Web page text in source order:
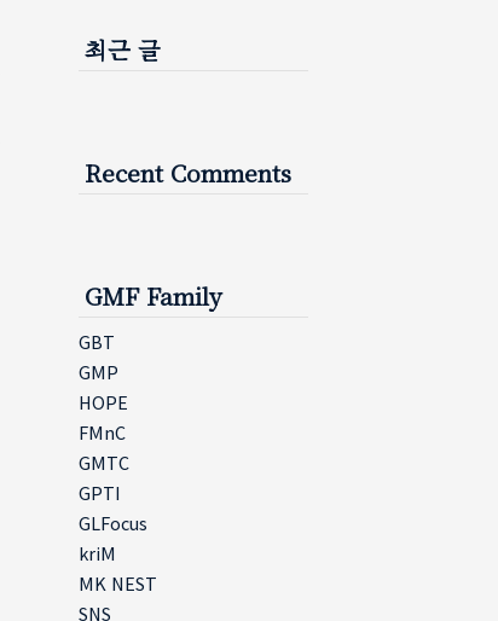
최근 글
Recent Comments
GMF Family
GBT
GMP
HOPE
FMnC
GMTC
GPTI
GLFocus
kriM
MK NEST
SNS